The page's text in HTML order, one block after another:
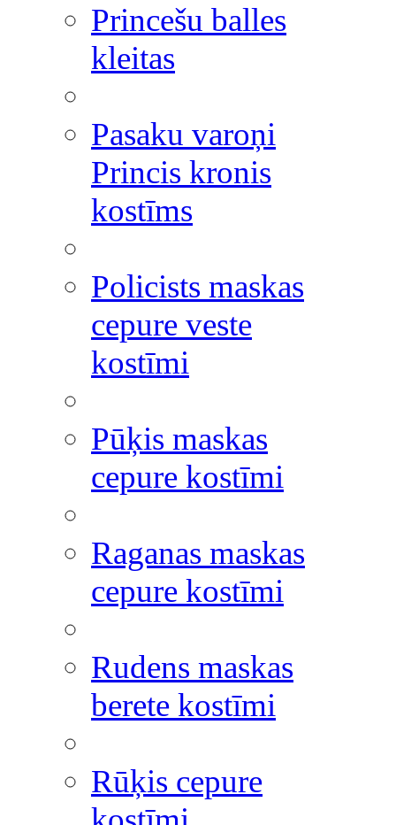
Princešu balles
kleitas
Pasaku varoņi
Princis kronis
kostīms
Policists maskas
cepure veste
kostīmi
Pūķis maskas
cepure kostīmi
Raganas maskas
cepure kostīmi
Rudens maskas
berete kostīmi
Rūķis cepure